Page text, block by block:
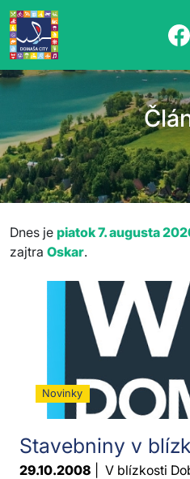
Dnes je piatok 7. augusta
zajtra Oskar.
Novinky
Stavebniny v
29.10.2008 | V blízkosti